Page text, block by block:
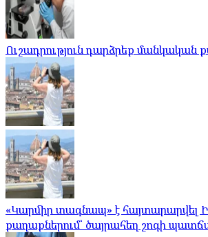
Ուշադրություն դարձրեք մանկական
«Կարմիր տագնապ» է հայտարարվել
քաղաքներում՝ ծայրահեղ շոգի